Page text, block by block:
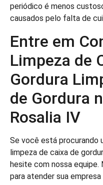
periódico é menos
causados pelo falta de
Entre em
Limpeza de
Gordura
de Gordura
Rosalia IV
Se você está procurando
limpeza de caixa de
hesite com nossa equipe.
para atender sua